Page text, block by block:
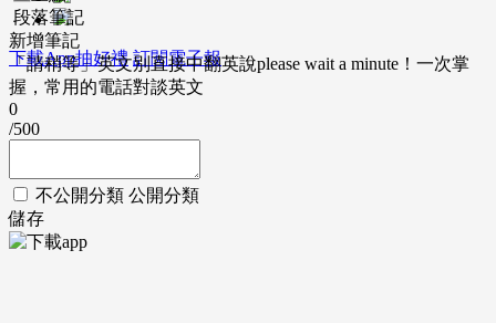
下載App抽好禮 訂閱電子報
段落筆記
新增筆記
「請稍等」英文別直接中翻英說please wait a minute！一次掌
握，常用的電話對談英文
0
/500
不公開分類 公開分類
儲存